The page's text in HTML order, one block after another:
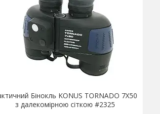
Бінокль KONUS TORNADO 7X50
з далекомірною сіткою #2325